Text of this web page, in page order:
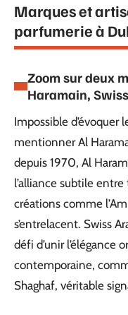
Marques et
parfumerie à
Zoom sur deux
Haramain,
Impossible d’évoquer
mentionner Al
depuis 1970, Al
l’alliance subtile
créations comme
s’entrelacent. Swiss
défi d’unir l’élégance
contemporaine,
Shaghaf, véritable